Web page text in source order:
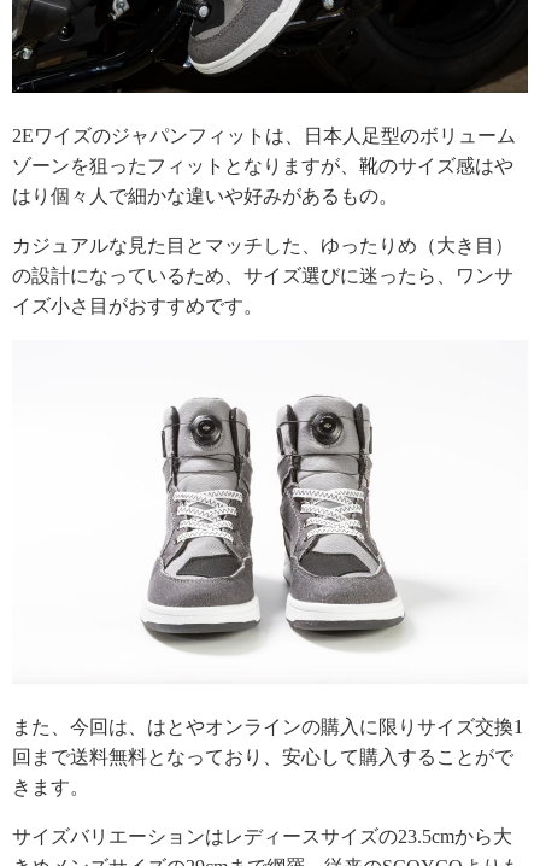
2Eワイズのジャパンフィットは、日本人足型のボリューム
ゾーンを狙ったフィットとなりますが、靴のサイズ感はや
はり個々人で細かな違いや好みがあるもの。
カジュアルな見た目とマッチした、ゆったりめ（大き目）
の設計になっているため、サイズ選びに迷ったら、ワンサ
イズ小さ目がおすすめです。
また、今回は、はとやオンラインの購入に限りサイズ交換1
回まで送料無料となっており、安心して購入することがで
きます。
サイズバリエーションはレディースサイズの23.5cmから大